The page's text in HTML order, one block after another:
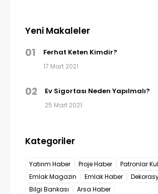
Yeni Makaleler
01 Ferhat Keten Kimdir?
17 Mart 2021
02 Ev Sigortası Neden Yapılmalı?
25 Mart 2021
Kategoriler
Yatırım Haber Proje Haber Patronlar
Emlak Magazin
Emlak Haber
Bilgi Bankası
Arsa Haber